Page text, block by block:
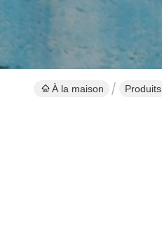
À la maison Produits